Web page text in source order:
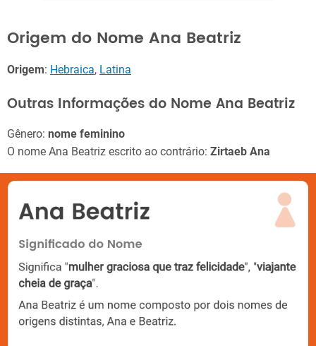
Origem do Nome Ana Beatriz
Origem: Hebraica, Latina
Outras Informações do Nome Ana Beatriz
Gênero: nome feminino
O nome Ana Beatriz escrito ao contrário: Zirtaeb Ana